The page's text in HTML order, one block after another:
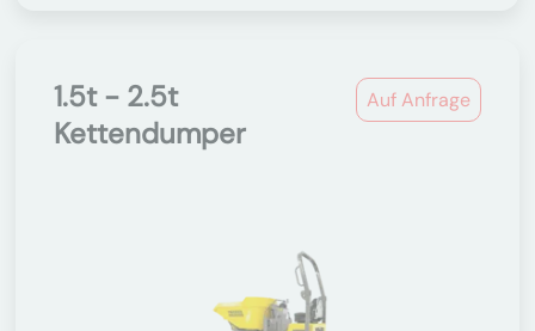
Auf Anfrage
1.5t - 2.5t
Kettendumper